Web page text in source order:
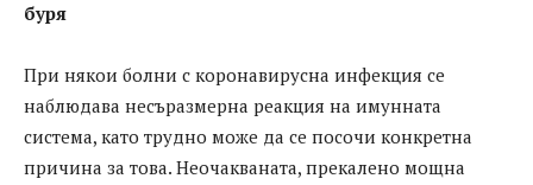
буря
При някои болни с коронавирусна инфекция се
наблюдава несъразмерна реакция на имунната
система, като трудно може да се посочи конкретна
причина за това. Неочакваната, прекалено мощна